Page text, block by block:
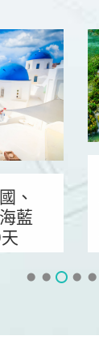
、
藍
島 聆聽
介紹